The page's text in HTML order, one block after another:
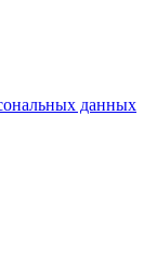
данных